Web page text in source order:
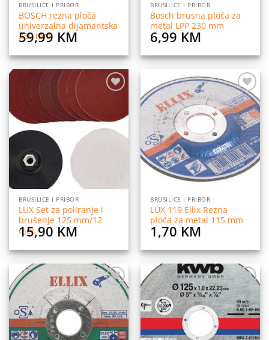
BRUSILICE I PRIBOR
BOSCH rezna ploča
univerzalna dijamantska
230 mm
59,99 KM
BRUSILICE I PRIBOR
Bosch brusna ploča za
metal LPP 230 mm
6,99 KM
želja
BRUSILICE I PRIBOR
LUX Set za poliranje i
brušenje 125 mm/12
djel.
15,90 KM
Dodaj
na
listu
želja
BRUSILICE I PRIBOR
LUX 119 Ellix Rezna
ploča za metal 115 mm
1,70 KM
Dodaj
listu
želja
Dodaj
na
listu
želja